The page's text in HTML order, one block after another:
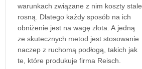
warunkach związane z nim koszty stale
rosną. Dlatego każdy sposób na ich
obniżenie jest na wagę złota. A jedną
ze skutecznych metod jest stosowanie
naczep z ruchomą podłogą, takich jak
te, które produkuje firma Reisch.